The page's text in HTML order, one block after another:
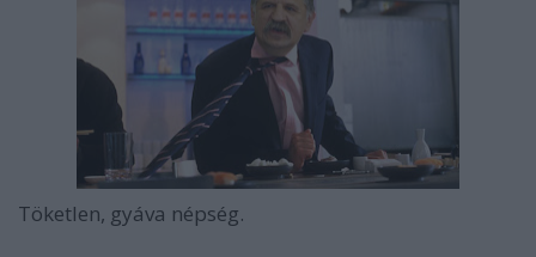
Töketlen, gyáva népség.